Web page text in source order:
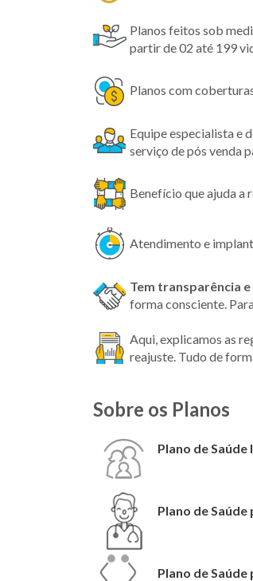
Planos feitos sob
partir de 02 até 199
Planos com
Equipe especialista e
serviço de pós venda
Benefício que ajuda a
Atendimento e
Tem transparência
forma consciente.
Aqui, explicamos as
reajuste. Tudo de
Sobre os Planos
Plano de
Plano de Saúde
Plano de Saúde